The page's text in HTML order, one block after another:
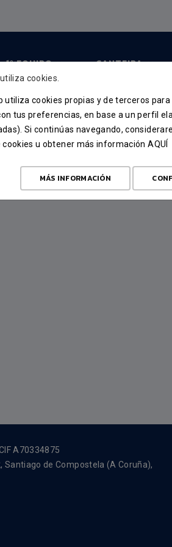
1º EQUIPO CANTEIRA
INICIO
A70334875
Santiago de Compostela (A Coruña),
cookies.
utiliza cookies propias y de terceros
tus preferencias, en base a un perfil
Si continúas navegando,
cookies u obtener más informaciónAQUÍ
MÁS INFORMACIÓN